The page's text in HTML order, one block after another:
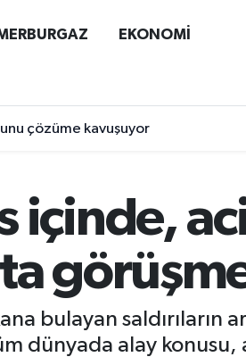
EKONOMİ
çözüme kavuşuyor
içinde,
bulayan saldırıların
dünyada alay konusu,